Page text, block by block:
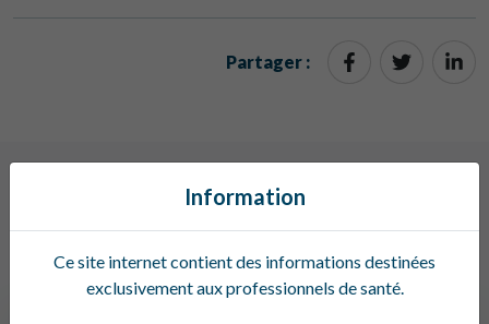
Partager :
À lire également
Information
Ce site internet contient des informations destinées
exclusivement aux professionnels de santé.